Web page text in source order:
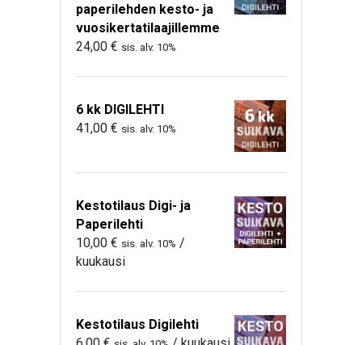
paperilehden kesto- ja
vuosikertatilaajillemme
24,00 € sis. alv. 10%
6 kk DIGILEHTI
41,00 € sis. alv. 10%
Kestotilaus Digi- ja
Paperilehti
10,00 € sis. alv. 10% /
kuukausi
Kestotilaus Digilehti